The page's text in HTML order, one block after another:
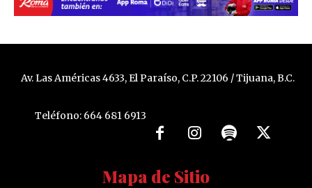
Av. Las Américas 4633, El Paraíso, C.P. 22106 / Tijuana, B.C.
Teléfono: 664 681 6913
Mapa de Sitio